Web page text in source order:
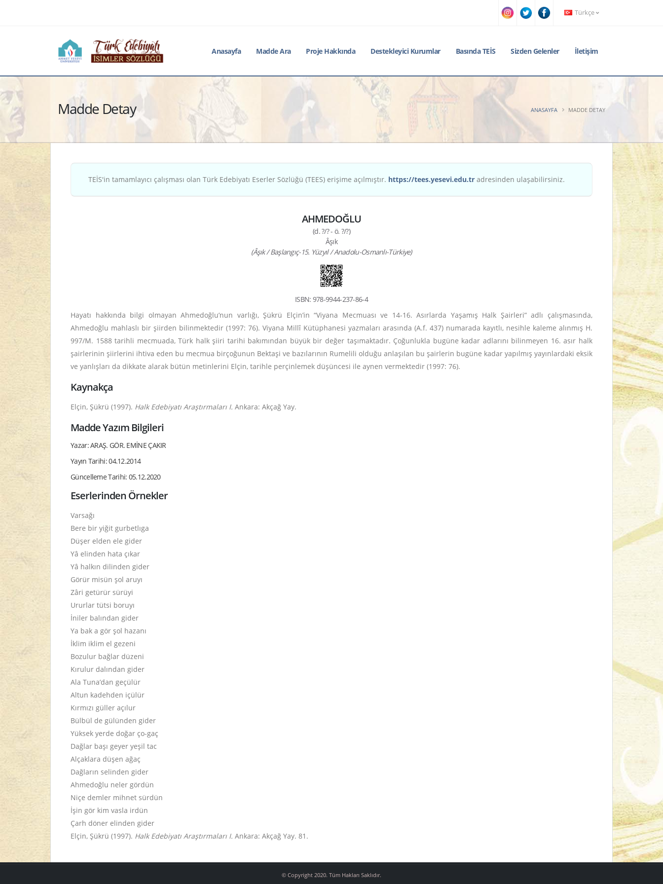
Türkçe
Anasayfa Madde Ara Proje Hakkında Destekleyici Kurumlar Basında TEİS Sizden Gelenler İletişim
Madde Detay ANASAYFA MADDE DETAY
TEİS'in tamamlayıcı çalışması olan Türk Edebiyatı Eserler Sözlüğü (TEES) erişime açılmıştır. https://tees.yesevi.edu.tr adresinden ulaşabilirsiniz.
AHMEDOĞLU
(d. ?/? - ö. ?/?)
Âşık
(Âşık / Başlangıç-15. Yüzyıl / Anadolu-Osmanlı-Türkiye)
ISBN: 978-9944-237-86-4
Hayatı hakkında bilgi olmayan Ahmedoğlu’nun varlığı, Şükrü Elçin’in “Viyana Mecmuası ve 14-16. Asırlarda Yaşamış Halk Şairleri” adlı çalışmasında,
Ahmedoğlu mahlaslı bir şiirden bilinmektedir (1997: 76). Viyana Millî Kütüphanesi yazmaları arasında (A.f. 437) numarada kayıtlı, nesihle kaleme alınmış H.
997/M. 1588 tarihli mecmuada, Türk halk şiiri tarihi bakımından büyük bir değer taşımaktadır. Çoğunlukla bugüne kadar adlarını bilinmeyen 16. asır halk
şairlerinin şiirlerini ihtiva eden bu mecmua birçoğunun Bektaşi ve bazılarının Rumelili olduğu anlaşılan bu şairlerin bugüne kadar yapılmış yayınlardaki eksik
ve yanlışları da dikkate alarak bütün metinlerini Elçin, tarihle perçinlemek düşüncesi ile aynen vermektedir (1997: 76).
Kaynakça
Elçin, Şükrü (1997). Halk Edebiyatı Araştırmaları I. Ankara: Akçağ Yay.
Madde Yazım Bilgileri
Yazar: ARAŞ. GÖR. EMİNE ÇAKIR
Yayın Tarihi: 04.12.2014
Güncelleme Tarihi: 05.12.2020
Eserlerinden Örnekler
Varsağı
Bere bir yiğit gurbetlıga
Düşer elden ele gider
Yâ elinden hata çıkar
Yâ halkın dilinden gider
Görür misün şol aruyı
Zâri getürür sürüyi
Ururlar tütsi boruyı
İniler balından gider
Ya bak a gör şol hazanı
İklim iklim el gezeni
Bozulur bağlar düzeni
Kırulur dalından gider
Ala Tuna’dan geçülür
Altun kadehden içülür
Kırmızı güller açılur
Bülbül de gülünden gider
Yüksek yerde doğar ço-gaç
Dağlar başı geyer yeşil tac
Alçaklara düşen ağaç
Dağların selinden gider
Ahmedoğlu neler gördün
Niçe demler mihnet sürdün
İşin gör kim vasla irdün
Çarh döner elinden gider
Elçin, Şükrü (1997). Halk Edebiyatı Araştırmaları I. Ankara: Akçağ Yay. 81.
© Copyright 2020. Tüm Hakları Saklıdır.